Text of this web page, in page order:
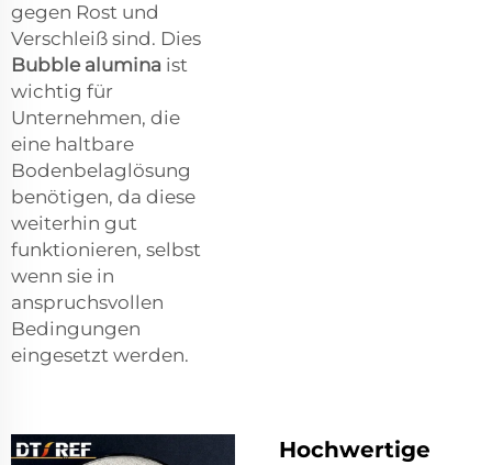
gegen Rost und
Verschleiß sind. Dies
Bubble alumina ist
wichtig für
Unternehmen, die
eine haltbare
Bodenbelaglösung
benötigen, da diese
weiterhin gut
funktionieren, selbst
wenn sie in
anspruchsvollen
Bedingungen
eingesetzt werden.
Hochwertige